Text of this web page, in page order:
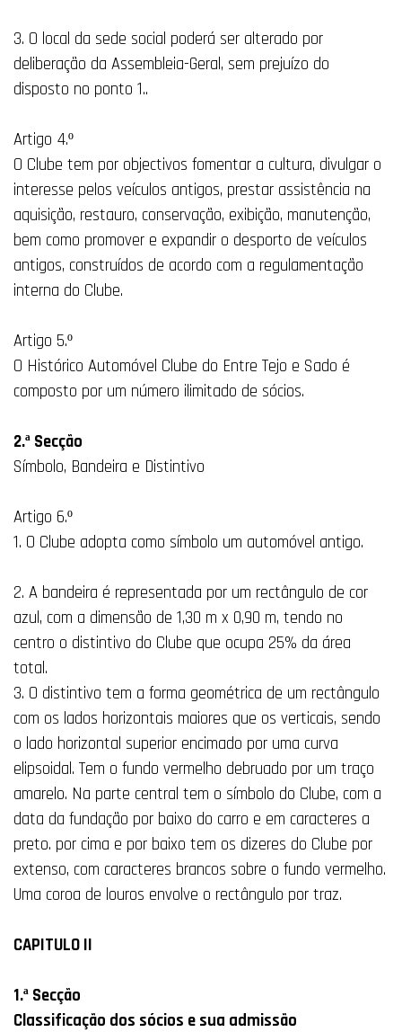
3. O local da sede social poderá ser alterado por
deliberação da Assembleia-Geral, sem prejuízo do
disposto no ponto 1..
Artigo 4.º
O Clube tem por objectivos fomentar a cultura, divulgar o
interesse pelos veículos antigos, prestar assistência na
aquisição, restauro, conservação, exibição, manutenção,
bem como promover e expandir o desporto de veículos
antigos, construídos de acordo com a regulamentação
interna do Clube.
Artigo 5.º
O Histórico Automóvel Clube do Entre Tejo e Sado é
composto por um número ilimitado de sócios.
2.ª Secção
Símbolo, Bandeira e Distintivo
Artigo 6.º
1. O Clube adopta como símbolo um automóvel antigo.
2. A bandeira é representada por um rectângulo de cor
azul, com a dimensão de 1,30 m x 0,90 m, tendo no
centro o distintivo do Clube que ocupa 25% da área
total.
3. O distintivo tem a forma geométrica de um rectângulo
com os lados horizontais maiores que os verticais, sendo
o lado horizontal superior encimado por uma curva
elipsoidal. Tem o fundo vermelho debruado por um traço
amarelo. Na parte central tem o símbolo do Clube, com a
data da fundação por baixo do carro e em caracteres a
preto. por cima e por baixo tem os dizeres do Clube por
extenso, com caracteres brancos sobre o fundo vermelho.
Uma coroa de louros envolve o rectângulo por traz.
CAPITULO II
1.ª Secção
Classificação dos sócios e sua admissão